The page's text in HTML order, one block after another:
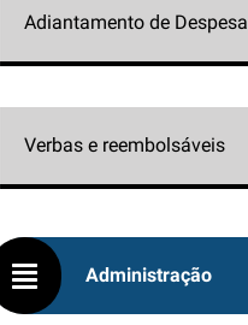
Adiantamento de Despesa
Verbas e reembolsáveis
Administração